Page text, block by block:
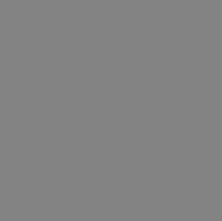
προκειμένου να
σχετικά με
Cookie-
cookie